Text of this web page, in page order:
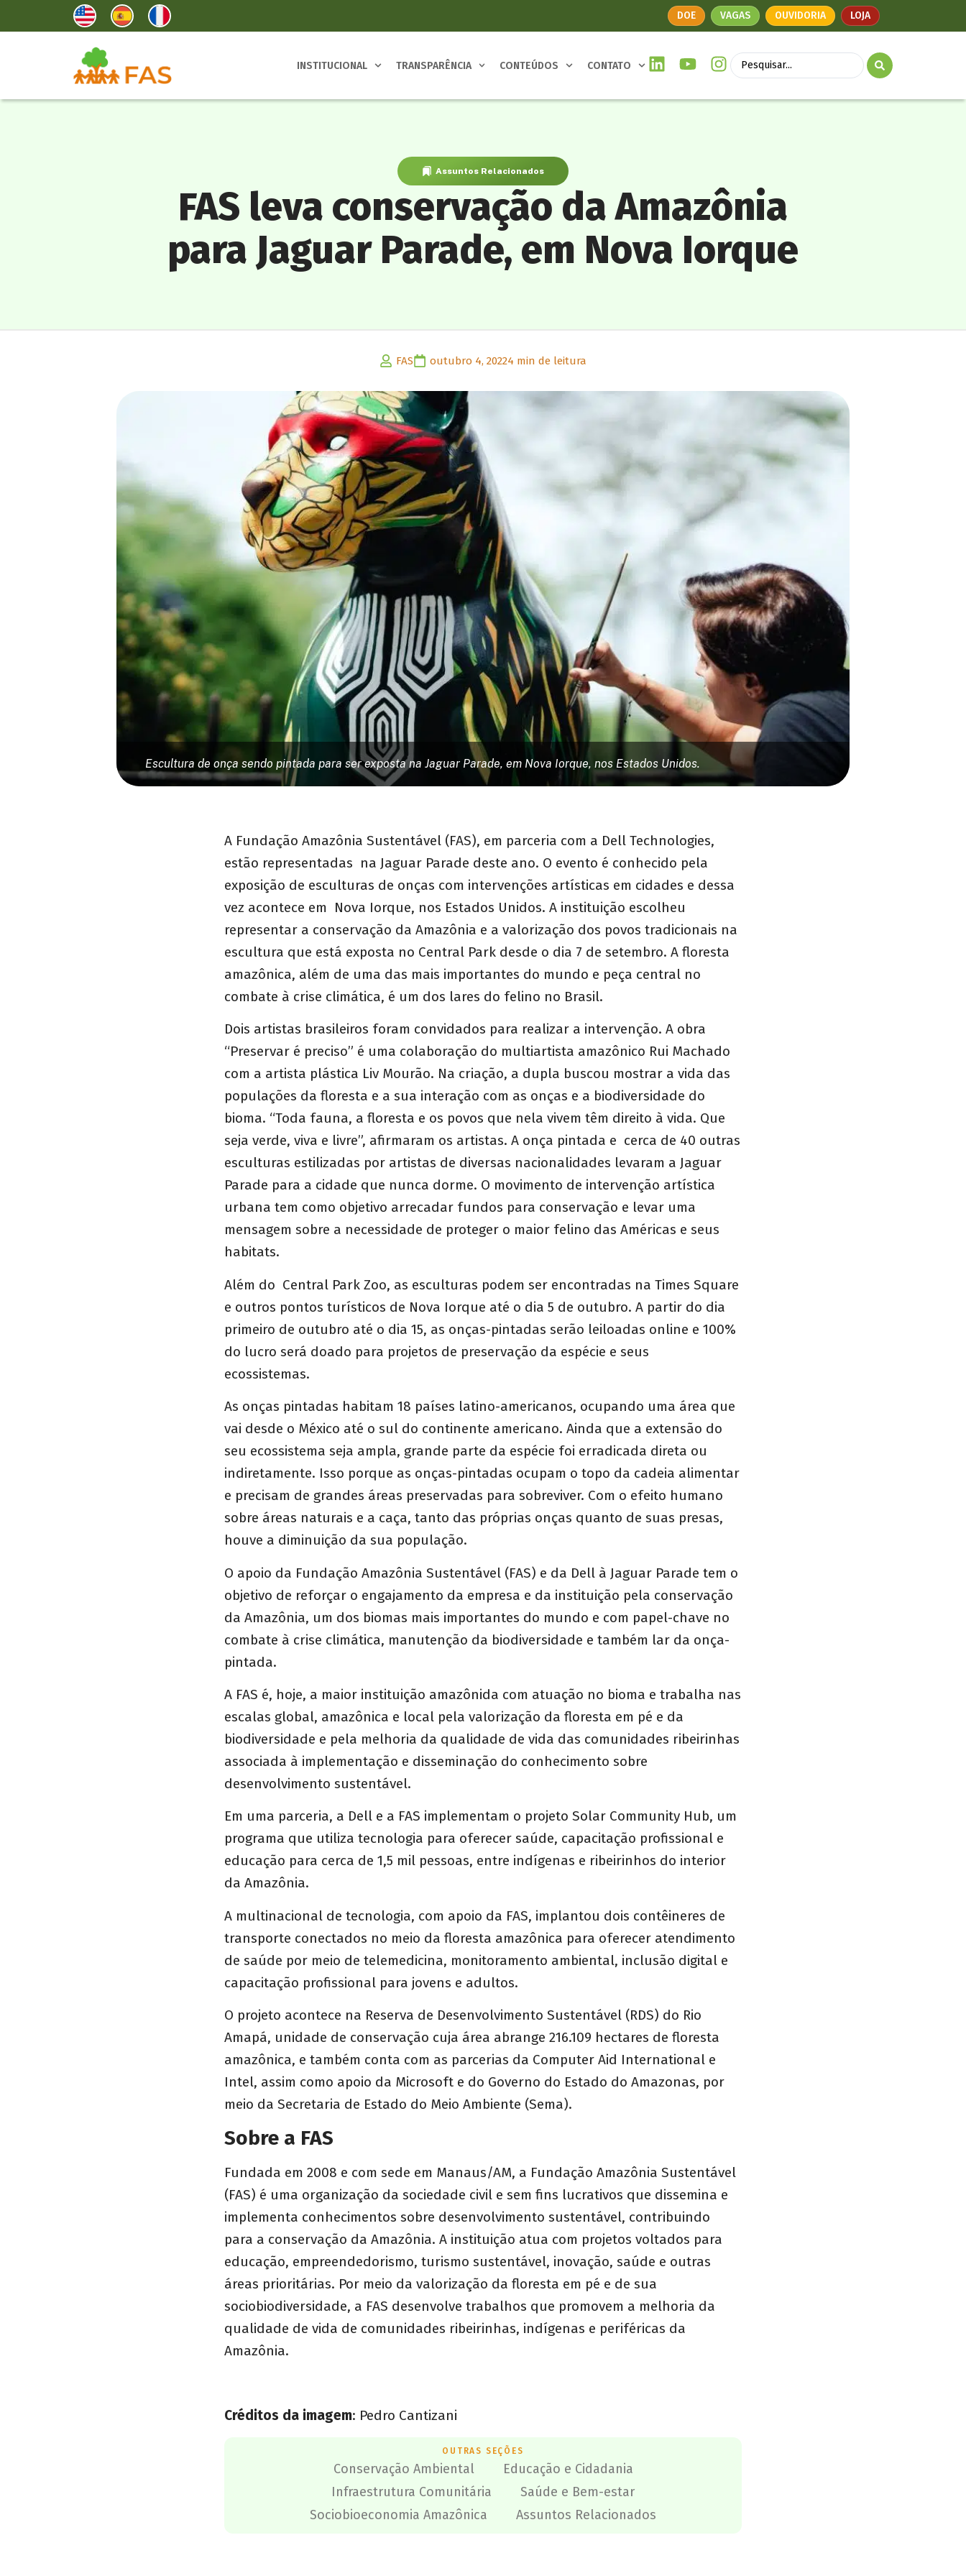
DOE VAGAS OUVIDORIA LOJA
INSTITUCIONAL TRANSPARÊNCIA CONTEÚDOS CONTATO
Assuntos Relacionados
FAS leva conservação da Amazônia
para Jaguar Parade, em Nova Iorque
FAS outubro 4, 20224 min de leitura
Escultura de onça sendo pintada para ser exposta na Jaguar Parade, em Nova Iorque, nos Estados Unidos.
A Fundação Amazônia Sustentável (FAS), em parceria com a Dell Technologies,
estão representadas na Jaguar Parade deste ano. O evento é conhecido pela
exposição de esculturas de onças com intervenções artísticas em cidades e dessa
vez acontece em Nova Iorque, nos Estados Unidos. A instituição escolheu
representar a conservação da Amazônia e a valorização dos povos tradicionais na
escultura que está exposta no Central Park desde o dia 7 de setembro. A floresta
amazônica, além de uma das mais importantes do mundo e peça central no
combate à crise climática, é um dos lares do felino no Brasil.
Dois artistas brasileiros foram convidados para realizar a intervenção. A obra
“Preservar é preciso” é uma colaboração do multiartista amazônico Rui Machado
com a artista plástica Liv Mourão. Na criação, a dupla buscou mostrar a vida das
populações da floresta e a sua interação com as onças e a biodiversidade do
bioma. “Toda fauna, a floresta e os povos que nela vivem têm direito à vida. Que
seja verde, viva e livre”, afirmaram os artistas. A onça pintada e cerca de 40 outras
esculturas estilizadas por artistas de diversas nacionalidades levaram a Jaguar
Parade para a cidade que nunca dorme. O movimento de intervenção artística
urbana tem como objetivo arrecadar fundos para conservação e levar uma
mensagem sobre a necessidade de proteger o maior felino das Américas e seus
habitats.
Além do Central Park Zoo, as esculturas podem ser encontradas na Times Square
e outros pontos turísticos de Nova Iorque até o dia 5 de outubro. A partir do dia
primeiro de outubro até o dia 15, as onças-pintadas serão leiloadas online e 100%
do lucro será doado para projetos de preservação da espécie e seus
ecossistemas.
As onças pintadas habitam 18 países latino-americanos, ocupando uma área que
vai desde o México até o sul do continente americano. Ainda que a extensão do
seu ecossistema seja ampla, grande parte da espécie foi erradicada direta ou
indiretamente. Isso porque as onças-pintadas ocupam o topo da cadeia alimentar
e precisam de grandes áreas preservadas para sobreviver. Com o efeito humano
sobre áreas naturais e a caça, tanto das próprias onças quanto de suas presas,
houve a diminuição da sua população.
O apoio da Fundação Amazônia Sustentável (FAS) e da Dell à Jaguar Parade tem o
objetivo de reforçar o engajamento da empresa e da instituição pela conservação
da Amazônia, um dos biomas mais importantes do mundo e com papel-chave no
combate à crise climática, manutenção da biodiversidade e também lar da onça-
pintada.
A FAS é, hoje, a maior instituição amazônida com atuação no bioma e trabalha nas
escalas global, amazônica e local pela valorização da floresta em pé e da
biodiversidade e pela melhoria da qualidade de vida das comunidades ribeirinhas
associada à implementação e disseminação do conhecimento sobre
desenvolvimento sustentável.
Em uma parceria, a Dell e a FAS implementam o projeto Solar Community Hub, um
programa que utiliza tecnologia para oferecer saúde, capacitação profissional e
educação para cerca de 1,5 mil pessoas, entre indígenas e ribeirinhos do interior
da Amazônia.
A multinacional de tecnologia, com apoio da FAS, implantou dois contêineres de
transporte conectados no meio da floresta amazônica para oferecer atendimento
de saúde por meio de telemedicina, monitoramento ambiental, inclusão digital e
capacitação profissional para jovens e adultos.
O projeto acontece na Reserva de Desenvolvimento Sustentável (RDS) do Rio
Amapá, unidade de conservação cuja área abrange 216.109 hectares de floresta
amazônica, e também conta com as parcerias da Computer Aid International e
Intel, assim como apoio da Microsoft e do Governo do Estado do Amazonas, por
meio da Secretaria de Estado do Meio Ambiente (Sema).
Sobre a FAS
Fundada em 2008 e com sede em Manaus/AM, a Fundação Amazônia Sustentável
(FAS) é uma organização da sociedade civil e sem fins lucrativos que dissemina e
implementa conhecimentos sobre desenvolvimento sustentável, contribuindo
para a conservação da Amazônia. A instituição atua com projetos voltados para
educação, empreendedorismo, turismo sustentável, inovação, saúde e outras
áreas prioritárias. Por meio da valorização da floresta em pé e de sua
sociobiodiversidade, a FAS desenvolve trabalhos que promovem a melhoria da
qualidade de vida de comunidades ribeirinhas, indígenas e periféricas da
Amazônia.
Créditos da imagem: Pedro Cantizani
OUTRAS SEÇÕES
Conservação Ambiental
Educação e Cidadania
Infraestrutura Comunitária
Saúde e Bem-estar
Sociobioeconomia Amazônica
Assuntos Relacionados